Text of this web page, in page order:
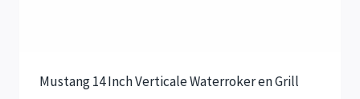
Mustang 14 Inch Verticale Waterroker en Grill